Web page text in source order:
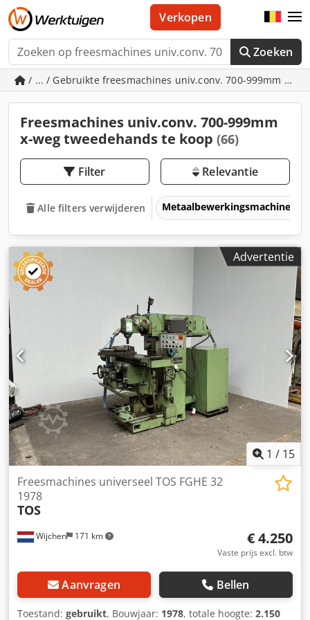
Zoeken
Verkopen
/ ... / Gebruikte freesmachines univ.conv. 700-999mm x-
Freesmachines univ.conv. 700-999mm
x-weg tweedehands te koop (66)
Filter Relevantie
Alle filters verwijderen Metaalbewerkingsmachines
Advertentie
1 / 15
Wijchen 171 km
Freesmachines universeel TOS FGHE 32
1978
TOS
€ 4.250
Vaste prijs excl. btw
Aanvragen Bellen
Toestand: gebruikt, Bouwjaar: 1978, totale hoogte: 2.150